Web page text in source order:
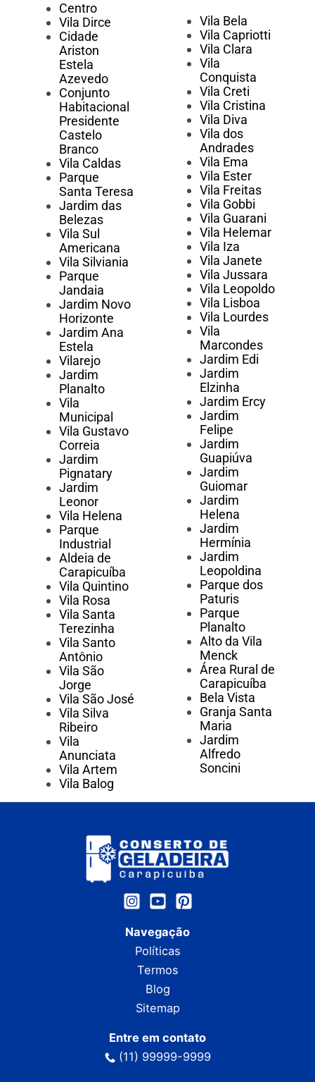
Centro
Vila Dirce
Cidade
Ariston
Estela
Azevedo
Conjunto
Habitacional
Presidente
Castelo
Branco
Vila Caldas
Parque
Santa Teresa
Jardim das
Belezas
Vila Sul
Americana
Vila Silviania
Parque
Jandaia
Jardim Novo
Horizonte
Jardim Ana
Estela
Vilarejo
Jardim
Planalto
Vila
Municipal
Vila Gustavo
Correia
Jardim
Pignatary
Jardim
Leonor
Vila Helena
Parque
Industrial
Aldeia de
Carapicuíba
Vila Quintino
Vila Rosa
Vila Santa
Terezinha
Vila Santo
Antônio
Vila São
Jorge
Vila São José
Vila Silva
Ribeiro
Vila
Anunciata
Vila Artem
Vila Balog
Vila Bela
Vila Capriotti
Vila Clara
Vila
Conquista
Vila Creti
Vila Cristina
Vila Diva
Vila dos
Andrades
Vila Ema
Vila Ester
Vila Freitas
Vila Gobbi
Vila Guarani
Vila Helemar
Vila Iza
Vila Janete
Vila Jussara
Vila Leopoldo
Vila Lisboa
Vila Lourdes
Vila
Marcondes
Jardim Edi
Jardim
Elzinha
Jardim Ercy
Jardim
Felipe
Jardim
Guapiúva
Jardim
Guiomar
Jardim
Helena
Jardim
Hermínia
Jardim
Leopoldina
Parque dos
Paturis
Parque
Planalto
Alto da Vila
Menck
Área Rural de
Carapicuíba
Bela Vista
Granja Santa
Maria
Jardim
Alfredo
Soncini
Navegação
Políticas
Termos
Blog
Sitemap
Entre em contato
(11) 99999-9999